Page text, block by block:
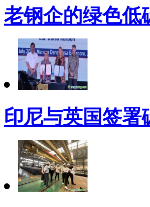
老钢企的绿色低
印尼与英国签署